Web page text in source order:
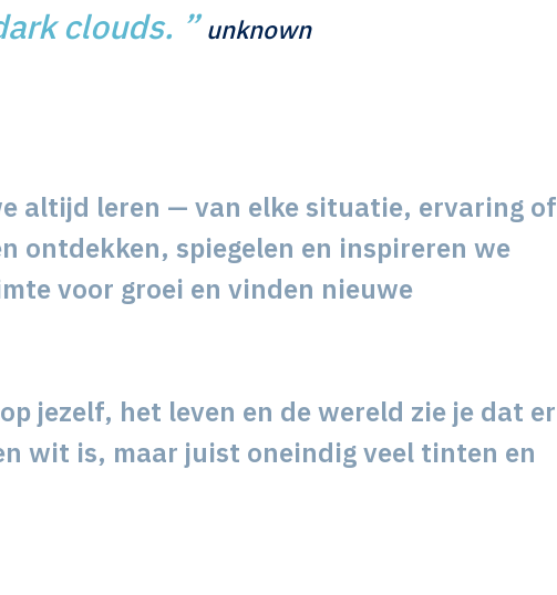
clouds. ” unknown
altijd leren — van elke situatie, ervaring of
ontdekken, spiegelen en inspireren we
voor groei en vinden nieuwe
jezelf, het leven en de wereld zie je dat er
wit is, maar juist oneindig veel tinten en